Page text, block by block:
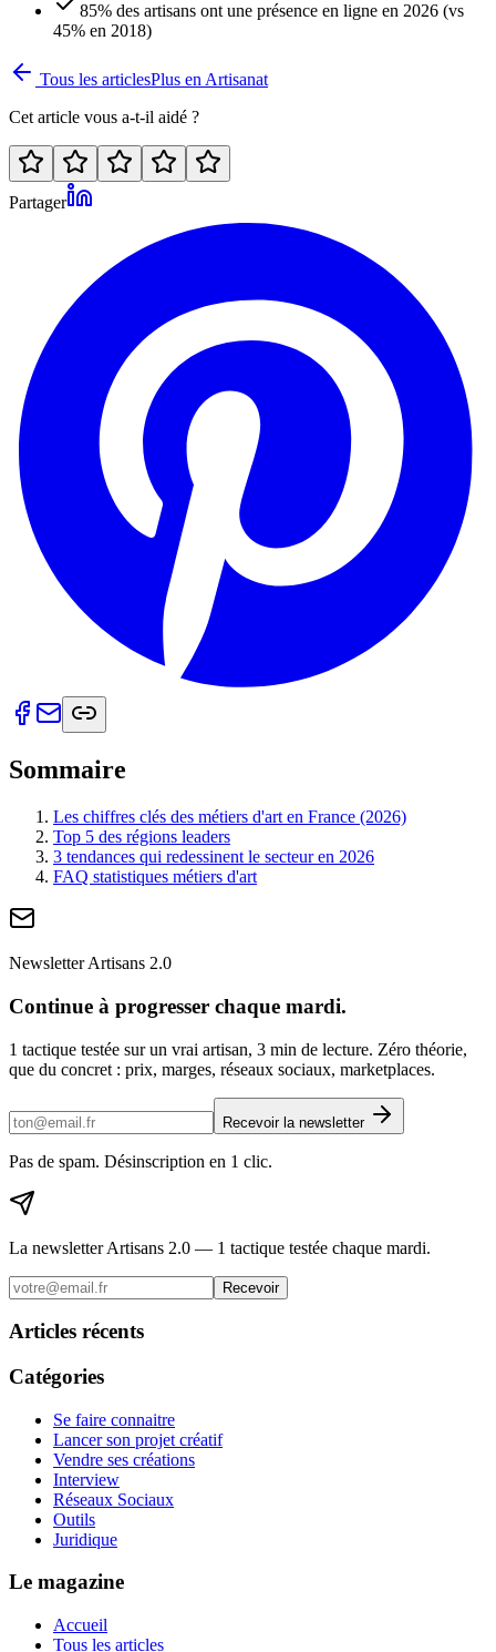
85% des artisans ont une présence en ligne en 2026 (vs
45% en 2018)
Tous les articlesPlus en Artisanat
Cet article vous a-t-il aidé ?
Partager
Sommaire
Les chiffres clés des métiers d'art en France (2026)
Top 5 des régions leaders
3 tendances qui redessinent le secteur en 2026
FAQ statistiques métiers d'art
Newsletter Artisans 2.0
Continue à progresser chaque mardi.
1 tactique testée sur un vrai artisan, 3 min de lecture. Zéro théorie,
que du concret : prix, marges, réseaux sociaux, marketplaces.
Recevoir la newsletter
Pas de spam. Désinscription en 1 clic.
La newsletter Artisans 2.0 — 1 tactique testée chaque mardi.
Recevoir
Articles récents
Catégories
Se faire connaitre
Lancer son projet créatif
Vendre ses créations
Interview
Réseaux Sociaux
Outils
Juridique
Le magazine
Accueil
Tous les articles